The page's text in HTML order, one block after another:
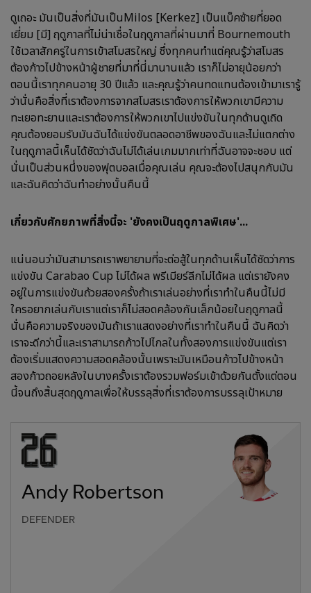
ดูเถอะ มันเป็นสิ่งที่มันเป็นMilos [Kerkez] เป็นแบ็คซ้ายที่ยอด
เยี่ยม [มี] ฤดูกาลที่ไม่น่าเชื่อในฤดูกาลที่ผ่านมาที่ Bournemouth
ใช้เวลาสักครู่ในการเข้าสโมสรใหญ่ ซึ่งทุกคนทำแต่คุณรู้ว่าสโมสร
ต้องก้าวไปข้างหน้าผู้ชายที่มาที่นี่มานานแล้ว เราก็ไม่อายุน้อยกว่า
ตอนนี้เราทุกคนอายุ 30 ปีแล้ว และคุณรู้ว่าคนทดแทนต้องเข้ามาเรารู้
ว่านั่นคือสิ่งที่เราต้องการจากสโมสรเราต้องการให้พวกเขามีความ
ทะเยอทะยานและเราต้องการให้พวกเขาไปแข่งขันในทุกด้านดูเถิด
คุณต้องยอมรับมันฉันได้แข่งขันตลอดอาชีพของฉันและไม่แตกต่าง
ในฤดูกาลนี้เห็นได้ชัดว่าฉันไม่ได้เล่นเกมมากเท่าที่ฉันอาจจะชอบ แต่
นั่นเป็นส่วนหนึ่งของฟุตบอลเมื่อคุณเล่น คุณจะต้องไปสนุกกับมัน
และฉันคิดว่าฉันทำอย่างนั้นคืนนี้
เกี่ยวกับศักยภาพที่สิ่งนี้จะ 'ยังคงเป็นฤดูกาลพิเศษ'...
แน่นอนว่ามันสามารถเราพยายามที่จะต่อสู้ในทุกด้านเห็นได้ชัดว่าการ
แข่งขัน Carabao Cup ไม่ได้ผล พรีเมียร์ลีกไม่ได้ผล แต่เรายังคง
อยู่ในการแข่งขันถ้วยสองครั้งถ้าเราเล่นอย่างที่เราทำในคืนนี้ไม่มี
ใครอยากเล่นกับเราแต่เราก็ไม่สอดคล้องกันเล็กน้อยในฤดูกาลนี้
นั่นคือความจริงของมันถ้าเราแสดงอย่างที่เราทำในคืนนี้ ฉันคิดว่า
เราจะดีกว่านี้และเราสามารถก้าวไปไกลในทั้งสองการแข่งขันแต่เรา
ต้องเริ่มแสดงความสอดคล้องนั้นเพราะมันเหมือนก้าวไปข้างหน้า
สองก้าวถอยหลังในบางครั้งเราต้องรวมฟอร์มเข้าด้วยกันตั้งแต่ตอน
นี้จนถึงสิ้นสุดฤดูกาลเพื่อให้บรรลุสิ่งที่เราต้องการบรรลุเป้าหมาย
Andy Robertson
DEFENDER